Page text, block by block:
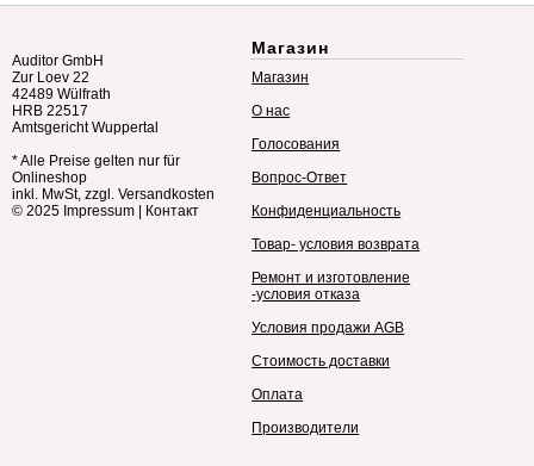
Auditor GmbH
Zur Loev 22
42489 Wülfrath
HRB 22517
Amtsgericht Wuppertal
* Alle Preise gelten nur für
Onlineshop
inkl. MwSt, zzgl. Versandkosten
© 2025 Impressum Контакт
Магазин
Магазин
О нас
Голосования
Вопрос-Ответ
Конфиденциальность
Товар- условия возврата
Ремонт и изготовление
-условия отказа
Условия продажи AGB
Стоимость доставки
Оплата
Производители